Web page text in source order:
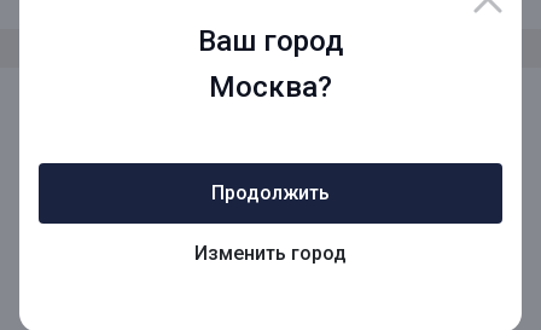
Ваш город
Москва?
Продолжить
Изменить город